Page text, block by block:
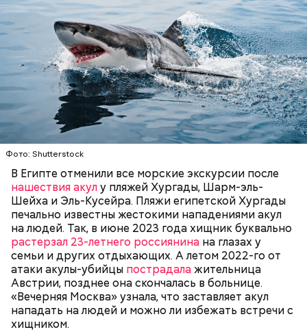
Фото: Shutterstock
В Египте отменили все морские экскурсии после
нашествия акулу пляжей Хургады, Шарм-эль-
Шейха и Эль-Кусейра. Пляжи египетской Хургады
печально известны жестокими нападениями акул
на людей. Так, в июне 2023 года хищник буквально
растерзал 23-летнего россиянина на глазах у
семьи и других отдыхающих. А летом 2022-го от
атаки акулы-убийцы пострадалажительница
Австрии, позднее она скончалась в больнице.
«Вечерняя Москва» узнала, что заставляет акул
нападать на людей и можно ли избежать встречи с
хищником.
— Очень много случаев зарегистрировано, когда
акулы атаковали небольшие суда с надувными
пассажиры таких плавательных средств
оказывались жертвами этих хищных рыб, — сказал
собеседник «ВМ».
БЕЗОПАСНОСТЬ СМЕРТЬ РЫБА